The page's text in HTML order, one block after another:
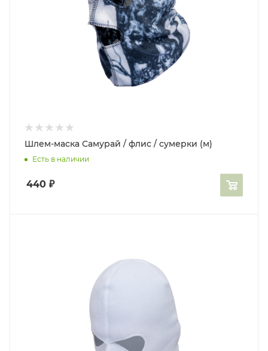
Шлем-маска Самурай / флис / сумерки (м)
Есть в наличии
440 ₽